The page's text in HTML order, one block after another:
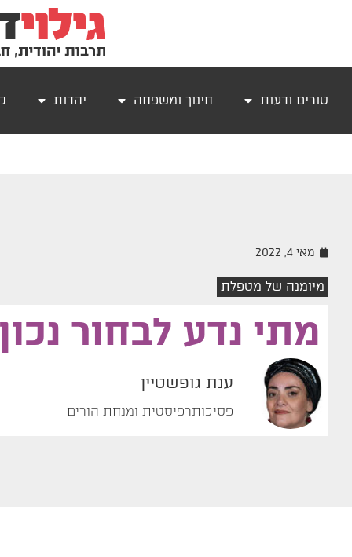
טורים ודעות חינוך ומשפחה יהדות
מאי 4, 2022
מיומנה של מטפלת
מתי נדע לבחור
ענת גופשטיין
פסיכותרפיסטית ומנחת הורים